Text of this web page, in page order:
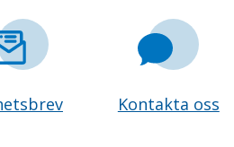
Kontakta oss